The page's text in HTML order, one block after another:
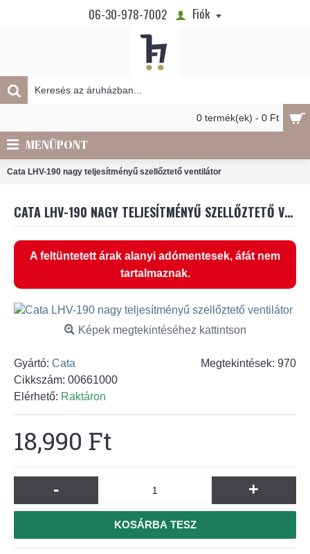
06-30-978-7002 Fiók
0 termék(ek) - 0 Ft
MENÜPONT
Cata LHV-190 nagy teljesítményű szellőztető ventilátor
CATA LHV-190 NAGY TELJESÍTMÉNYŰ SZELLŐZTETŐ VENTILÁTOR
A feltüntetett árak alanyi adómentesek, áfát nem
tartalmaznak.
Képek megtekintéséhez kattintson
Megtekintések: 970
Gyártó: Cata
Cikkszám: 00661000
Elérhető: Raktáron
18,990 Ft
- +
KOSÁRBA TESZ